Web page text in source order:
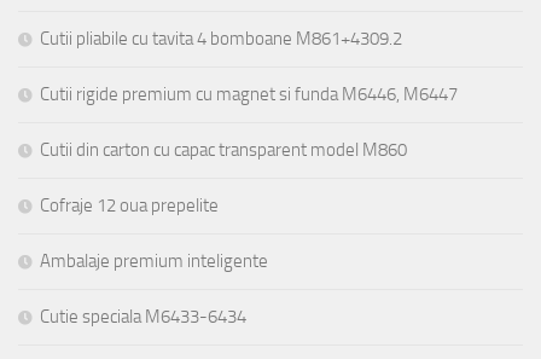
Cutii pliabile cu tavita 4 bomboane M861+4309.2
Cutii rigide premium cu magnet si funda M6446, M6447
Cutii din carton cu capac transparent model M860
Cofraje 12 oua prepelite
Ambalaje premium inteligente
Cutie speciala M6433-6434